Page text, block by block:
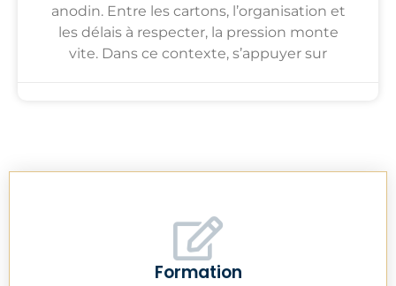
anodin. Entre les cartons, l’organisation et
les délais à respecter, la pression monte
vite. Dans ce contexte, s’appuyer sur
Formation